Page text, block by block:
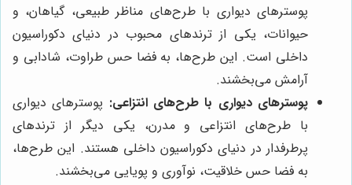
پوسترهای دیواری با طرح‌های مناظر طبیعی، گیاهان، و
حیوانات، یکی از ترندهای محبوب در دنیای دکوراسیون
داخلی است. این طرح‌ها، به فضا حس طراوت، شادابی و
آرامش می‌بخشند.
پوسترهای دیواری با طرح‌های انتزاعی: پوسترهای دیواری
با طرح‌های انتزاعی و مدرن، یکی دیگر از ترندهای
پرطرفدار در دنیای دکوراسیون داخلی هستند. این طرح‌ها،
به فضا حس خلاقیت، نوآوری و پویایی می‌بخشند.